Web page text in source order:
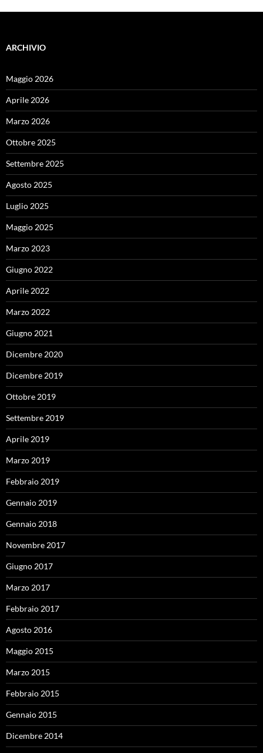
ARCHIVIO
Maggio 2026
Aprile 2026
Marzo 2026
Ottobre 2025
Settembre 2025
Agosto 2025
Luglio 2025
Maggio 2025
Marzo 2023
Giugno 2022
Aprile 2022
Marzo 2022
Giugno 2021
Dicembre 2020
Dicembre 2019
Ottobre 2019
Settembre 2019
Aprile 2019
Marzo 2019
Febbraio 2019
Gennaio 2019
Gennaio 2018
Novembre 2017
Giugno 2017
Marzo 2017
Febbraio 2017
Agosto 2016
Maggio 2015
Marzo 2015
Febbraio 2015
Gennaio 2015
Dicembre 2014